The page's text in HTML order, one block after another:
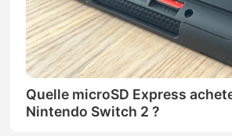
Quelle microSD Express
Nintendo Switch 2 ?